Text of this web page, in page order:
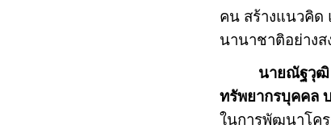
คน สร้างแนวคิด
นานาชาติอย่างส
นายณัฐวุฒิ
ทรัพยากรบุคคล
ในการพัฒนาโค